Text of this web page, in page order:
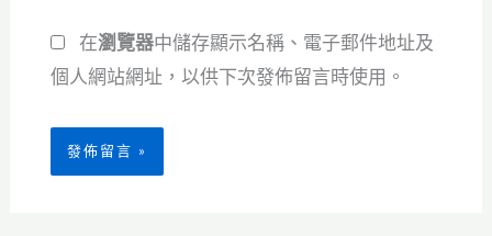
*
址
在瀏覽器中儲存顯示名稱、電子郵件地址及
個人網站網址，以供下次發佈留言時使用。